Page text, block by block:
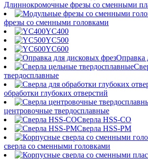
Длиннокромочные фрезы со сменными
фрезы со сменными головками
YC400
YC500
YC600
Оправка
твердосплавные
обработки глубоких отверстий
центровочные твердосплавные
Сверла HSS-CO
Сверла HSS-PM
сверла со сменными головками